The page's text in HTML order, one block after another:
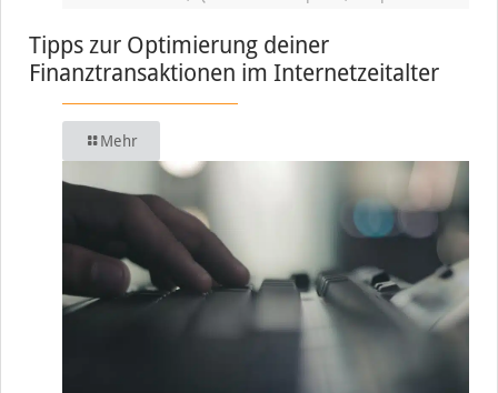
Tipps zur Optimierung deiner
Finanztransaktionen im Internetzeitalter
Mehr